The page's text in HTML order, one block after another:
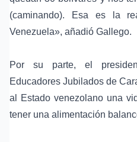
(caminando). Esa es la
Venezuela», añadió Gallego.
Por su parte, el
Educadores Jubilados de
al Estado venezolano una
tener una alimentación